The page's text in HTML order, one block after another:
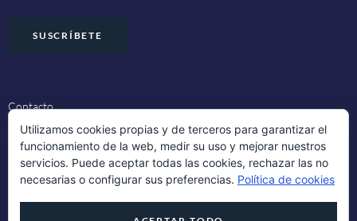
Contacto
Aviso Legal
Utilizamos cookies propias y de terceros para garantizar el
funcionamiento de la web, medir su uso y mejorar nuestros
servicios. Puede aceptar todas las cookies, rechazar las no
necesarias o configurar sus preferencias. Política de cookies